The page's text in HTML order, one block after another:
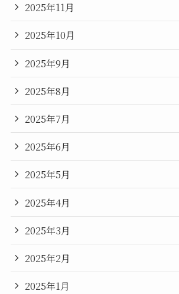
2025年11月
2025年10月
2025年9月
2025年8月
2025年7月
2025年6月
2025年5月
2025年4月
2025年3月
2025年2月
2025年1月